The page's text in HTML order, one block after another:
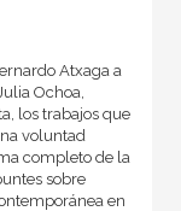
Atxaga a
Ochoa,
los trabajos que
voluntad
completo de la
sobre
en